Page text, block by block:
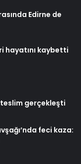
Edirne de
hayatını kaybetti
teslim gerçekleşti
feci kaza: